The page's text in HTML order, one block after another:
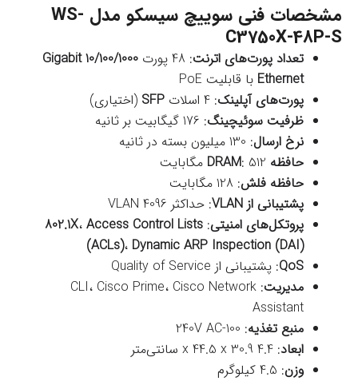
مشخصات فنی سوييچ سيسکو مدل WS-
C3750X-48P-S
تعداد پورت‌های اترنت: 48 پورت
10/100/1000 Gigabit
Ethernet با قابلیت PoE
پورت‌های آپلینک: 4 اسلات SFP (اختیاری)
ظرفیت سوئیچینگ: 176 گیگابیت بر ثانیه
نرخ ارسال: 130 میلیون بسته در ثانیه
حافظه DRAM : 512 مگابایت
حافظه فلش: 128 مگابایت
پشتیبانی از VLAN
: حداکثر 4096 VLAN
پروتکل‌های امنیتی:
802.1X، Access Control Lists
(ACLs)، Dynamic ARP Inspection (DAI)
QoS: پشتیبانی از Quality of Service
مدیریت : CLI، Cisco Prime، Cisco Network
Assistant
منبع تغذیه: 100-240V AC
ابعاد: 4.4 x 44.5 x 30.9 سانتی‌متر
وزن: 4.5 کیلوگرم